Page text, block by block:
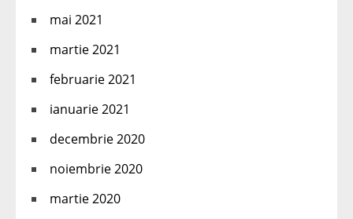
mai 2021
martie 2021
februarie 2021
ianuarie 2021
decembrie 2020
noiembrie 2020
martie 2020